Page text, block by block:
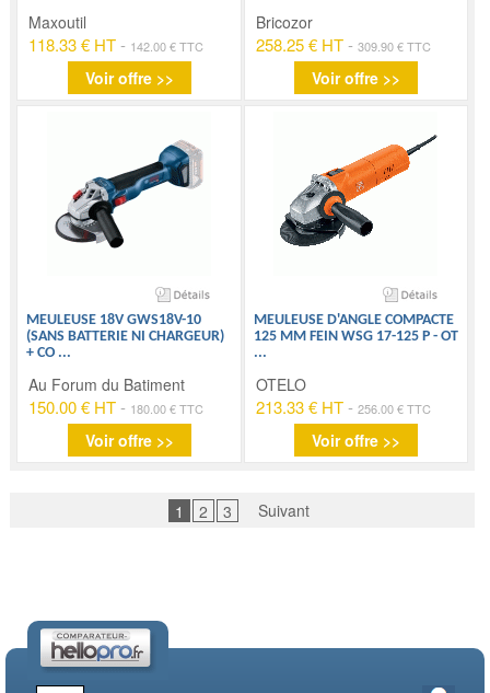
Maxoutil
118.33 € HT - 142.00 € TTC
Voir offre >>
Bricozor
258.25 € HT- 309.90 € TTC
Voir offre >>
MEULEUSE 18V GWS18V-10
(SANS BATTERIE NI CHARGEUR)
+ CO ...
Au Forum du Batiment
150.00 € HT - 180.00 € TTC
Voir offre >>
MEULEUSE D'ANGLE COMPACTE
125 MM FEIN WSG 17-125 P - OT
...
OTELO
213.33 € HT- 256.00 € TTC
Voir offre >>
1 2 3 Suivant